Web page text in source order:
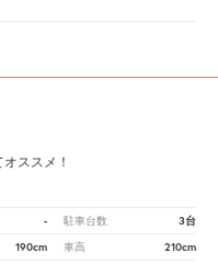
ススメ！
- 駐車台数 3台
190cm 車高 210cm